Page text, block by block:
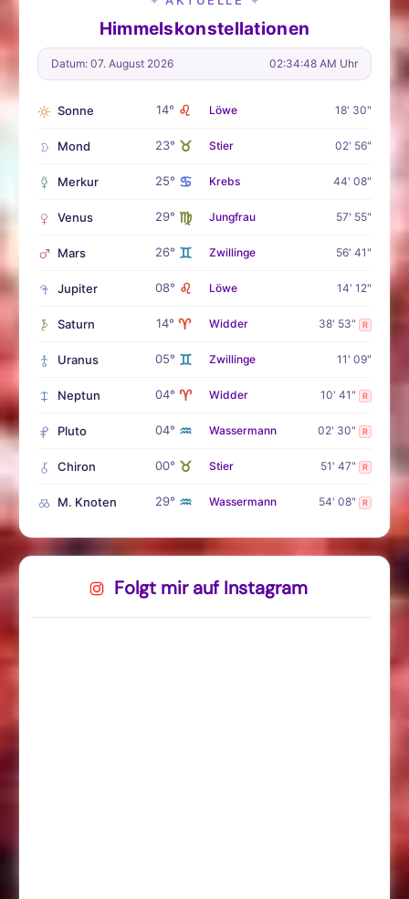
Himmelskonstellationen
Datum: 07. August 2026 02:34:49 AM Uhr
Sonne 14° ♌ Löwe 18' 30"
Mond 23° ♉ Stier 02' 56"
Merkur 25° ♋ Krebs 44' 08"
Venus 29° ♍ Jungfrau 57' 55"
Mars 26° ♊ Zwillinge 56' 41"
Jupiter 08° ♌ Löwe 14' 12"
Saturn 14° ♈ Widder 38' 53" R
Uranus 05° ♊ Zwillinge 11' 09"
Neptun 04° ♈ Widder 10' 41" R
Pluto 04° ♒ Wassermann 02' 30" R
Chiron 00° ♉ Stier 51' 47" R
M. Knoten 29° ♒ Wassermann 54' 08" R
Folgt mir auf Instagram